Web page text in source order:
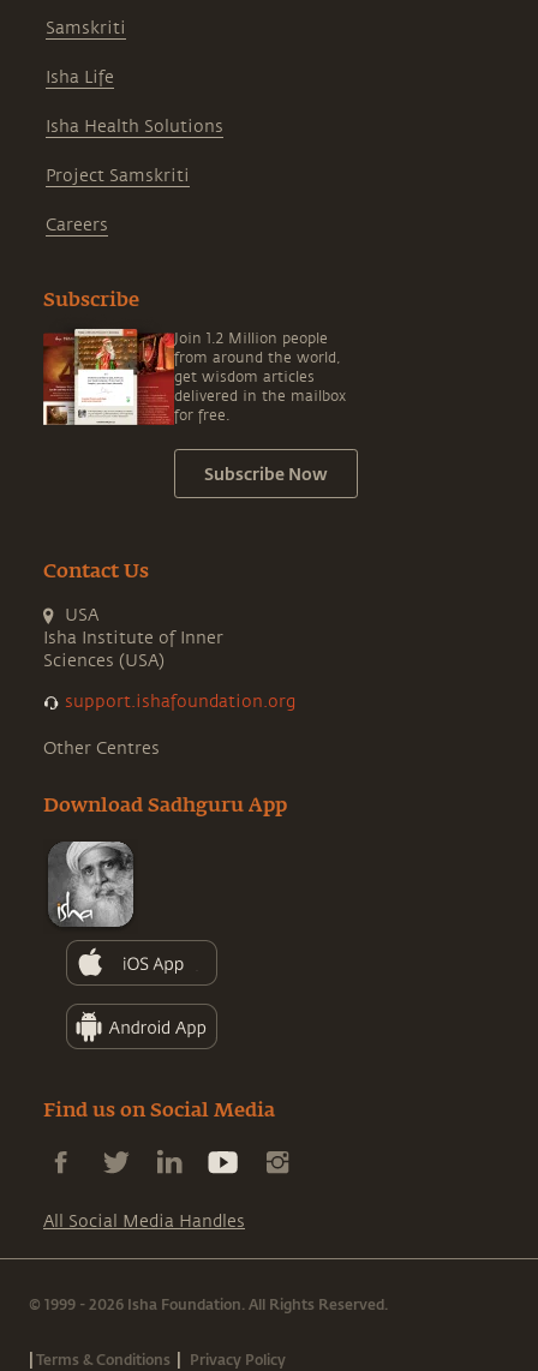
Samskriti
Isha Life
Isha Health Solutions
Project Samskriti
Careers
Subscribe
Join 1.2 Million people
from around the world,
get wisdom articles
delivered in the mailbox
for free.
Subscribe Now
Contact Us
USA
Isha Institute of Inner
Sciences (USA)
support.ishafoundation.org
Other Centres
Download Sadhguru App
Find us on Social Media
All Social Media Handles
© 1999 - 2026 Isha Foundation. All Rights Reserved.
|Terms & Conditions | Privacy Policy